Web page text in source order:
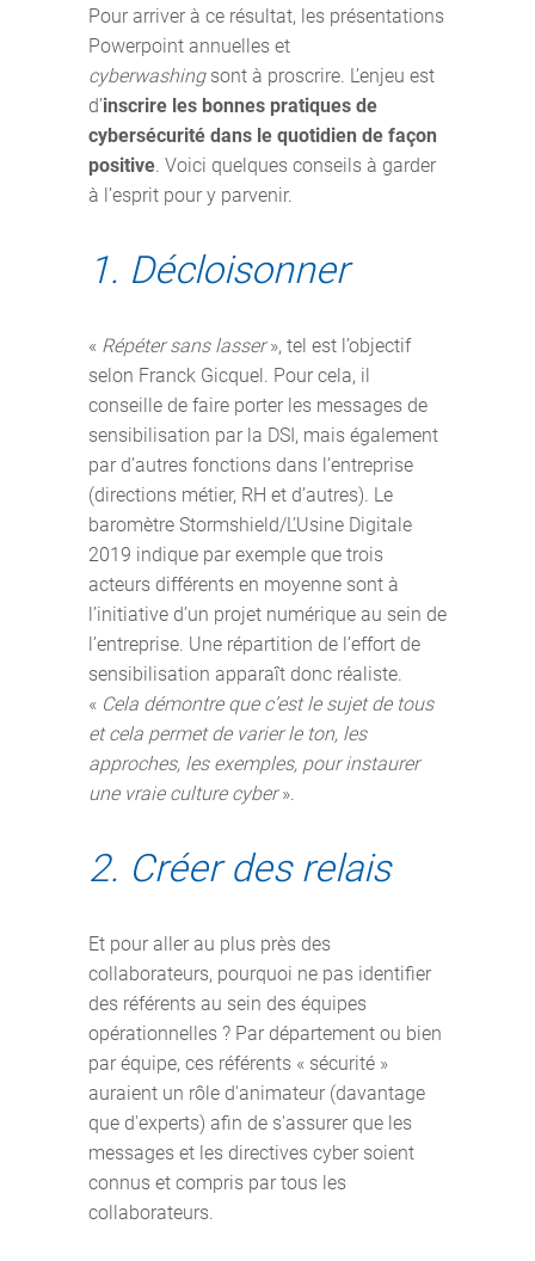
Pour arriver à ce résultat, les présentations
Powerpoint annuelles et
cyberwashingsont à proscrire. L’enjeu est
d’inscrire les bonnes pratiques de
cybersécurité dans le quotidien de façon
positive. Voici quelques conseils à garder
à l’esprit pour y parvenir.
1. Décloisonner
« Répéter sans lasser», tel est l’objectif
selon Franck Gicquel. Pour cela, il
conseille de faire porter les messages de
sensibilisation par la DSI, mais également
par d’autres fonctions dans l’entreprise
(directions métier, RH et d’autres). Le
baromètre Stormshield/L’Usine Digitale
2019 indique par exemple que trois
acteurs différents en moyenne sont à
l’initiative d’un projet numérique au sein de
l’entreprise. Une répartition de l’effort de
sensibilisation apparaît donc réaliste.
« Cela démontre que c’est le sujet de tous
et cela permet de varier le ton, les
approches, les exemples, pour instaurer
une vraie culture cyber».
2. Créer des relais
Et pour aller au plus près des
collaborateurs, pourquoi ne pas identifier
des référents au sein des équipes
opérationnelles ? Par département ou bien
par équipe, ces référents « sécurité »
auraient un rôle d'animateur (davantage
que d'experts) afin de s'assurer que les
messages et les directives cyber soient
connus et compris par tous les
collaborateurs.